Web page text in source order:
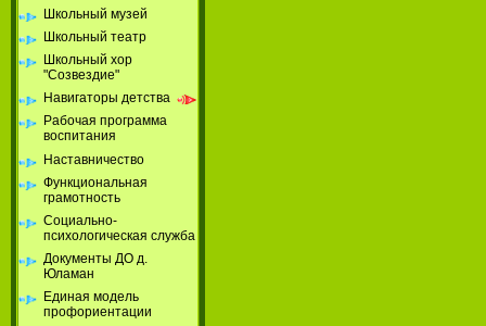
Школьный музей
Школьный театр
Школьный хор
"Созвездие"
Навигаторы детства
Рабочая программа
воспитания
Наставничество
Функциональная
грамотность
Социально-
психологическая служба
Документы ДО д.
Юламан
Единая модель
профориентации